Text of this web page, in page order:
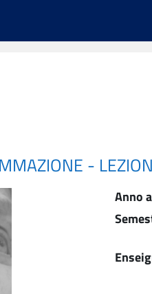
-
Anno